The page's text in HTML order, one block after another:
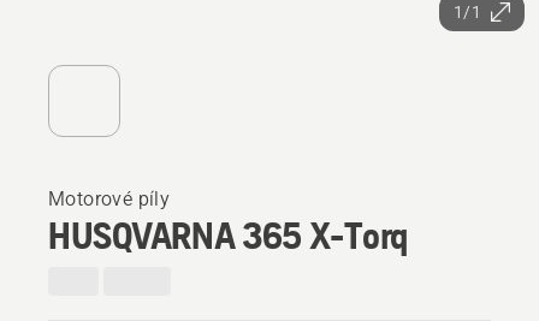
1/1
Motorové píly
HUSQVARNA 365 X-Torq